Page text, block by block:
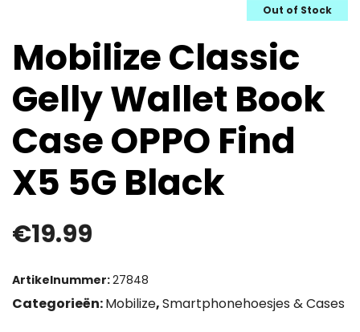
Out of Stock
Mobilize Classic
Gelly Wallet Book
Case OPPO Find
X5 5G Black
€19.99
Artikelnummer:27848
Categorieën:Mobilize,Smartphonehoesjes & Cases